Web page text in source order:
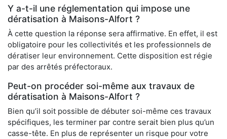
Y a-t-il une réglementation qui impose une
dératisation à Maisons-Alfort ?
À cette question la réponse sera affirmative. En effet, il est
obligatoire pour les collectivités et les professionnels de
dératiser leur environnement. Cette disposition est régie
par des arrêtés préfectoraux.
Peut-on procéder soi-même aux travaux de
dératisation à Maisons-Alfort ?
Bien qu’il soit possible de débuter soi-même ces travaux
spécifiques, les terminer par contre serait bien plus qu’un
casse-tête. En plus de représenter un risque pour votre